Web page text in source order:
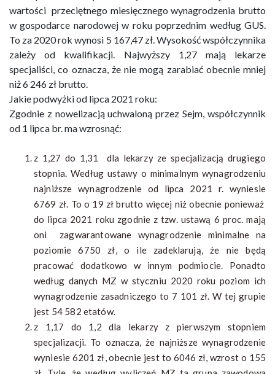
wartości przeciętnego miesięcznego wynagrodzenia brutto
w gospodarce narodowej w roku poprzednim według GUS.
To za 2020 rok wynosi 5 167,47 zł. Wysokość współczynnika
zależy od kwalifikacji. Najwyższy 1,27 mają lekarze
specjaliści, co oznacza, że nie mogą zarabiać obecnie mniej
niż 6 246 zł brutto.
Jakie podwyżki od lipca 2021 roku:
Zgodnie z nowelizacją uchwaloną przez Sejm, współczynnik
od 1 lipca br. ma wzrosnąć:
z 1,27 do 1,31 dla lekarzy ze specjalizacją drugiego
stopnia. Według ustawy o minimalnym wynagrodzeniu
najniższe wynagrodzenie od lipca 2021 r. wyniesie
6769 zł. To o 19 zł brutto więcej niż obecnie ponieważ
do lipca 2021 roku zgodnie z tzw. ustawą 6 proc. mają
oni zagwarantowane wynagrodzenie minimalne na
poziomie 6750 zł, o ile zadeklarują, że nie będą
pracować dodatkowo w innym podmiocie. Ponadto
według danych MZ w styczniu 2020 roku poziom ich
wynagrodzenie zasadniczego to 7 101 zł. W tej grupie
jest 54 582 etatów.
z 1,17 do 1,2 dla lekarzy z pierwszym stopniem
specjalizacji. To oznacza, że najniższe wynagrodzenie
wyniesie 6201 zł, obecnie jest to 6046 zł, wzrost o 155